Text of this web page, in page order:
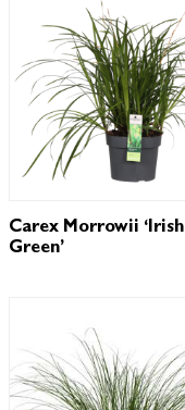
Carex Morrowii ‘Irish
Green’